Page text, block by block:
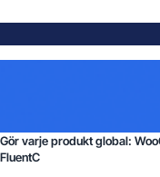
Gör varje produkt global:
FluentC